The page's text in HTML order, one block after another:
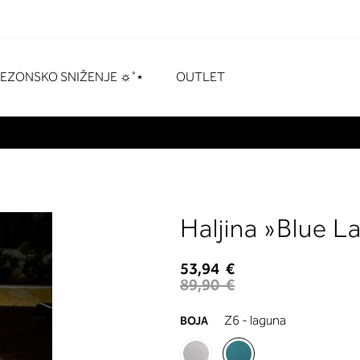
SNIŽENJE ☼˚⋆ OUTLET
Haljina »Blue
53,94 €
89,90 €
BOJA Z6 - laguna